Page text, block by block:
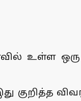
உள்ள